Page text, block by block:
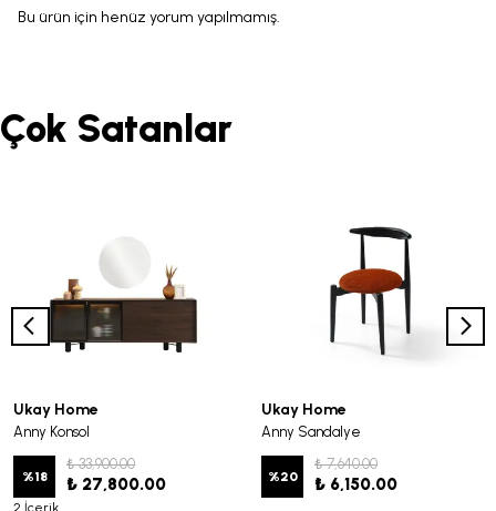
Bu ürün için henüz yorum yapılmamış.
Çok Satanlar
Ukay Home
Anny Konsol
%18
₺ 33,900.00
₺ 27,800.00
Ukay Home
Anny Sandalye
%20
₺ 7,640.00
₺ 6,150.00